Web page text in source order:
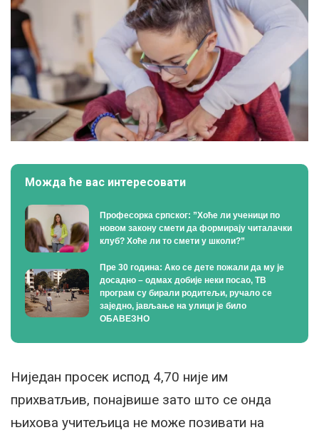
Можда ће вас интересовати
Професорка српског: ”Хоће ли ученици по
новом закону смети да формирају читалачки
клуб? Хоће ли то смети у школи?”
Пре 30 година: Ако се дете пожали да му је
досадно – одмах добије неки посао, ТВ
програм су бирали родитељи, ручало се
заједно, јављање на улици је било
ОБАВЕЗНО
Ниједан просек испод 4,70 није им
прихватљив, понајвише зато што се онда
њихова учитељица не може позивати на